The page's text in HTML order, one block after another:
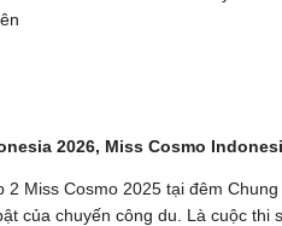
2026, Miss Cosmo
2 Miss Cosmo 2025 tại đêm
của chuyến công du. Là cuộc thi